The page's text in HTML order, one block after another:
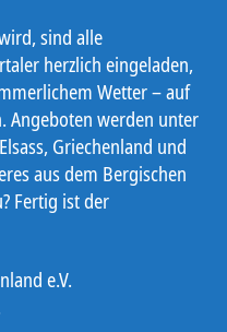
sind alle
herzlich eingeladen,
Wetter – auf
Angeboten werden unter
Griechenland und
aus dem Bergischen
Fertig ist der
e.V.